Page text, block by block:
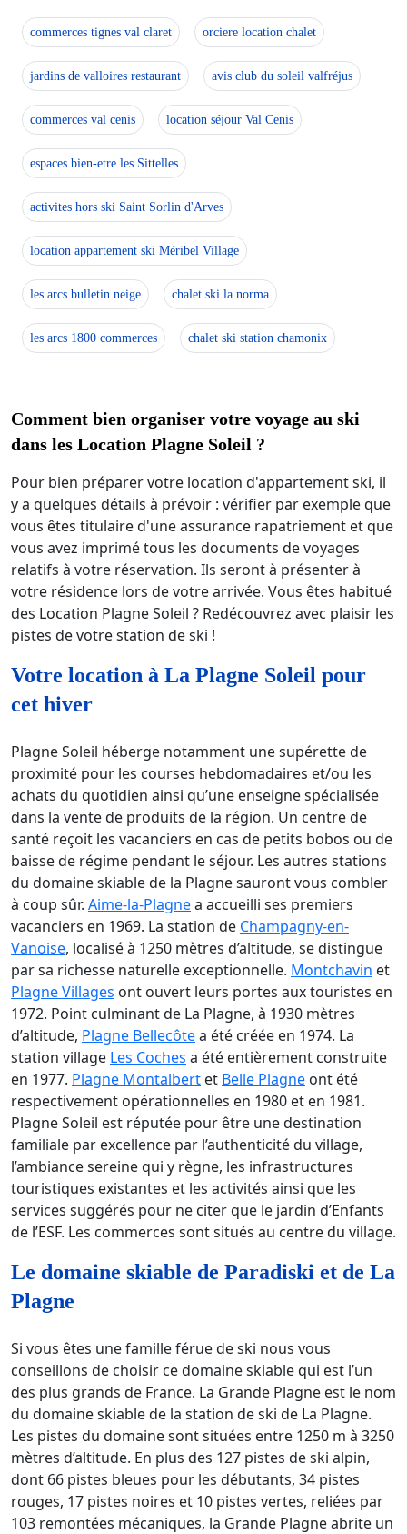
commerces tignes val claret orciere location chalet
jardins de valloires restaurant avis club du soleil valfréjus
commerces val cenis location séjour Val Cenis
espaces bien-etre les Sittelles
activites hors ski Saint Sorlin d'Arves
location appartement ski Méribel Village
les arcs bulletin neige chalet ski la norma
les arcs 1800 commerces chalet ski station chamonix
Comment bien organiser votre voyage au ski
dans les Location Plagne Soleil ?
Pour bien préparer votre location d'appartement ski, il
y a quelques détails à prévoir : vérifier par exemple que
vous êtes titulaire d'une assurance rapatriement et que
vous avez imprimé tous les documents de voyages
relatifs à votre réservation. Ils seront à présenter à
votre résidence lors de votre arrivée. Vous êtes habitué
des Location Plagne Soleil ? Redécouvrez avec plaisir les
pistes de votre station de ski !
Votre location à La Plagne Soleil pour
cet hiver
Plagne Soleil héberge notamment une supérette de
proximité pour les courses hebdomadaires et/ou les
achats du quotidien ainsi qu’une enseigne spécialisée
dans la vente de produits de la région. Un centre de
santé reçoit les vacanciers en cas de petits bobos ou de
baisse de régime pendant le séjour. Les autres stations
du domaine skiable de la Plagne sauront vous combler
à coup sûr. Aime-la-Plagnea accueilli ses premiers
vacanciers en 1969. La station de Champagny-en-
Vanoise, localisé à 1250 mètres d’altitude, se distingue
par sa richesse naturelle exceptionnelle. Montchavin et
Plagne Villages ont ouvert leurs portes aux touristes en
1972. Point culminant de La Plagne, à 1930 mètres
d’altitude, Plagne Bellecôtea été créée en 1974. La
station village Les Coches a été entièrement construite
en 1977. Plagne Montalbert et Belle Plagne ont été
respectivement opérationnelles en 1980 et en 1981.
Plagne Soleil est réputée pour être une destination
familiale par excellence par l’authenticité du village,
l’ambiance sereine qui y règne, les infrastructures
touristiques existantes et les activités ainsi que les
services suggérés pour ne citer que le jardin d’Enfants
de l’ESF. Les commerces sont situés au centre du village.
Le domaine skiable de Paradiski et de La
Plagne
Si vous êtes une famille férue de ski nous vous
conseillons de choisir ce domaine skiable qui est l’un
des plus grands de France. La Grande Plagne est le nom
du domaine skiable de la station de ski de La Plagne.
Les pistes du domaine sont situées entre 1250 m à 3250
mètres d’altitude. En plus des 127 pistes de ski alpin,
dont 66 pistes bleues pour les débutants, 34 pistes
rouges, 17 pistes noires et 10 pistes vertes, reliées par
103 remontées mécaniques, la Grande Plagne abrite un